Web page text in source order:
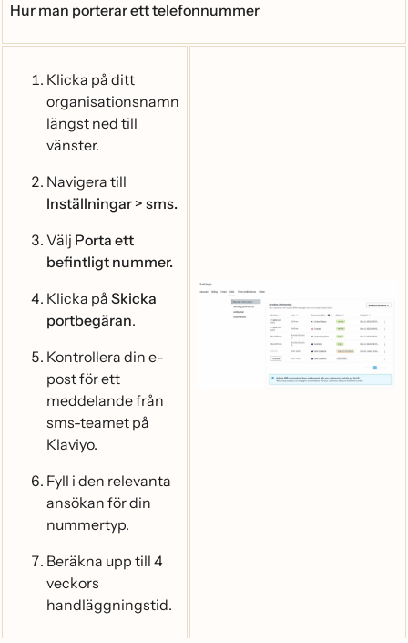
Hur man porterar ett telefonnummer
Klicka på ditt
organisationsnamn
längst ned till
vänster.
Navigera till
Inställningar > sms.
Välj Porta ett
befintligt nummer.
Klicka på Skicka
portbegäran.
Kontrollera din e-
post för ett
meddelande från
sms-teamet på
Klaviyo.
Fyll i den relevanta
ansökan för din
nummertyp.
Beräkna upp till 4
veckors
handläggningstid.